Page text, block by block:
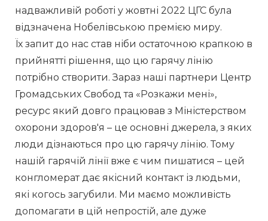
надважливій роботі у жовтні 2022 ЦГС була
відзначена Нобелівською премією миру.
Їх запит до нас став ніби остаточною крапкою в
прийнятті рішення, що цю гарячу лінію
потрібно створити. Зараз наші партнери Центр
Громадських Свобод та «Розкажи мені»,
ресурс який довго працював з Міністерством
охорони здоров'я – це основні джерела, з яких
люди дізнаються про цю гарячу лінію. Тому
нашій гарячій лінії вже є чим пишатися – цей
конгломерат дає якісний контакт із людьми,
які когось загубили. Ми маємо можливість
допомагати в цій непростій, але дуже